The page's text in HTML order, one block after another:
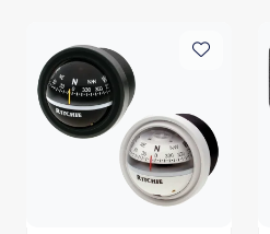
Servicesett
Styring/kontroll